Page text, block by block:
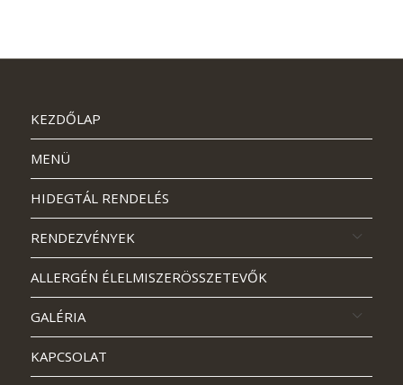
KEZDŐLAP
MENÜ
HIDEGTÁL RENDELÉS
RENDEZVÉNYEK
ALLERGÉN ÉLELMISZERÖSSZETEVŐK
GALÉRIA
KAPCSOLAT